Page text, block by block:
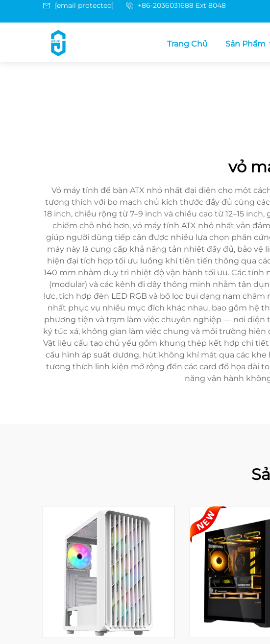
[email protected] +86-2036031688 Ext 8048
Trang Chủ Sản Phẩm
vỏ
Vỏ máy tính để bàn ATX nhỏ nhất đại diện cho một
tương thích với bo mạch chủ kích thước đầy đủ cùng
18 inch, chiều rộng từ 7–9 inch và chiều cao từ 12–15
chiếm chỗ nhỏ hơn, vỏ máy tính ATX nhỏ nhất vẫn
giúp người dùng tiếp cận được nhiều lựa chọn phần
máy này là cung cấp khả năng tản nhiệt đầy đủ, bảo
hiện đại tích hợp tối ưu luồng khí tiên tiến thông qua
140 mm nhằm duy trì nhiệt độ vận hành tối ưu. Các tính
(modular) và các kênh đi dây thông minh nhằm tận
lực, tích hợp đèn LED RGB và bộ lọc bụi dạng nam
nhất phục vụ nhiều mục đích khác nhau, bao gồm hệ
phương tiện và trạm làm việc chuyên nghiệp — nơi diện
ký túc xá, không gian làm việc chung và môi trường
Vật liệu cấu tạo chủ yếu gồm khung thép kết hợp chi
cấu hình áp suất dương, hút không khí mát qua các
tương thích linh kiện mở rộng đến các card đồ họa dài
năng vận hành